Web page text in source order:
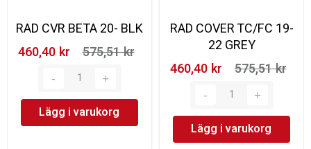
RAD CVR BETA 20- BLK
460,40 kr‎
575,51 kr‎
Lägg i varukorg
RAD COVER TC/FC 19-
22 GREY
460,40 kr‎
575,51 kr‎
Lägg i varukorg